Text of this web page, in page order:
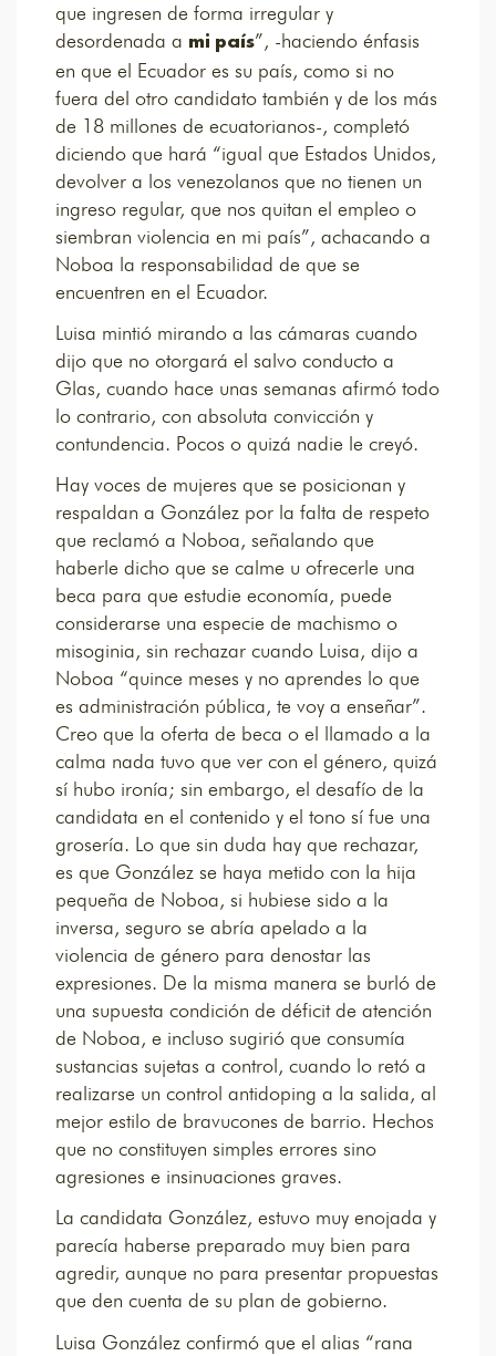
que ingresen de forma irregular y
desordenada a mi país”, -haciendo énfasis
en que el Ecuador es su país, como si no
fuera del otro candidato también y de los más
de 18 millones de ecuatorianos-, completó
diciendo que hará “igual que Estados Unidos,
devolver a los venezolanos que no tienen un
ingreso regular, que nos quitan el empleo o
siembran violencia en mi país”, achacando a
Noboa la responsabilidad de que se
encuentren en el Ecuador.
Luisa mintió mirando a las cámaras cuando
dijo que no otorgará el salvo conducto a
Glas, cuando hace unas semanas afirmó todo
lo contrario, con absoluta convicción y
contundencia. Pocos o quizá nadie le creyó.
Hay voces de mujeres que se posicionan y
respaldan a González por la falta de respeto
que reclamó a Noboa, señalando que
haberle dicho que se calme u ofrecerle una
beca para que estudie economía, puede
considerarse una especie de machismo o
misoginia, sin rechazar cuando Luisa, dijo a
Noboa “quince meses y no aprendes lo que
es administración pública, te voy a enseñar”.
Creo que la oferta de beca o el llamado a la
calma nada tuvo que ver con el género, quizá
sí hubo ironía; sin embargo, el desafío de la
candidata en el contenido y el tono sí fue una
grosería. Lo que sin duda hay que rechazar,
es que González se haya metido con la hija
pequeña de Noboa, si hubiese sido a la
inversa, seguro se abría apelado a la
violencia de género para denostar las
expresiones. De la misma manera se burló de
una supuesta condición de déficit de atención
de Noboa, e incluso sugirió que consumía
sustancias sujetas a control, cuando lo retó a
realizarse un control antidoping a la salida, al
mejor estilo de bravucones de barrio. Hechos
que no constituyen simples errores sino
agresiones e insinuaciones graves.
La candidata González, estuvo muy enojada y
parecía haberse preparado muy bien para
agredir, aunque no para presentar propuestas
que den cuenta de su plan de gobierno.
Luisa González confirmó que el alias “rana